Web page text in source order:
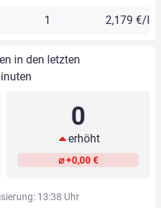
1 2,179 €/l
in den letzten
0
erhöht
⌀ +0,00 €
13:38 Uhr